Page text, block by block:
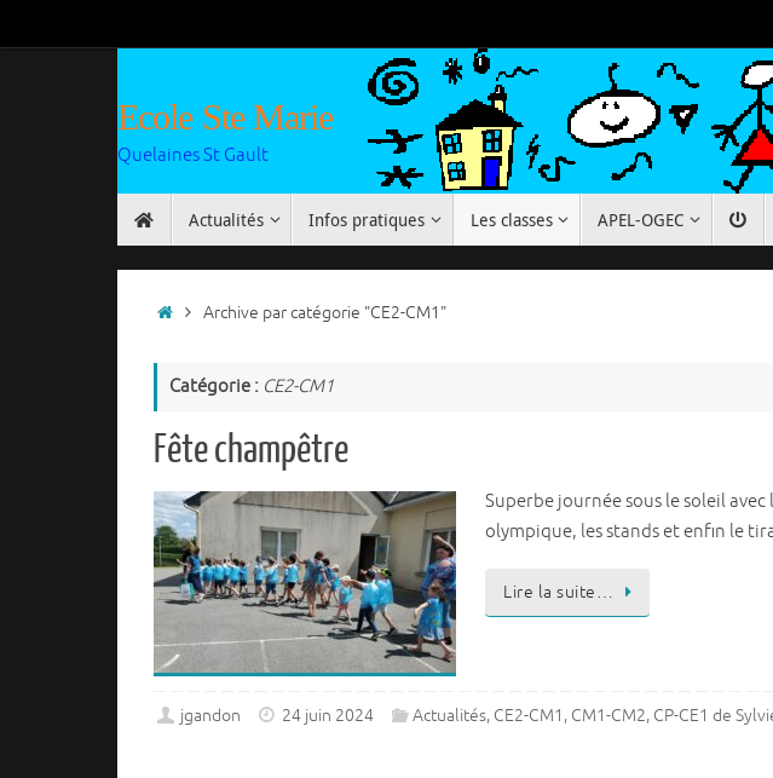
au
Ecole Ste Marie
Quelaines St Gault
Actualités Infos pratiques Les classes APEL-OGEC
Accueil
Archive par catégorie "CE2-CM1"
Catégorie : CE2-CM1
Fête champêtre
Superbe journée sous le soleil avec
olympique, les stands et enfin le
Lire la suite…
jgandon 24 juin 2024 Actualités, CE2-CM1 , CM1-CM2, CP-CE1 de